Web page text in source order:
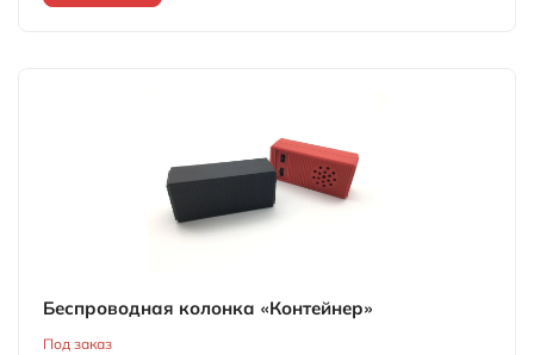
Беспроводная колонка «Контейнер»
Под заказ